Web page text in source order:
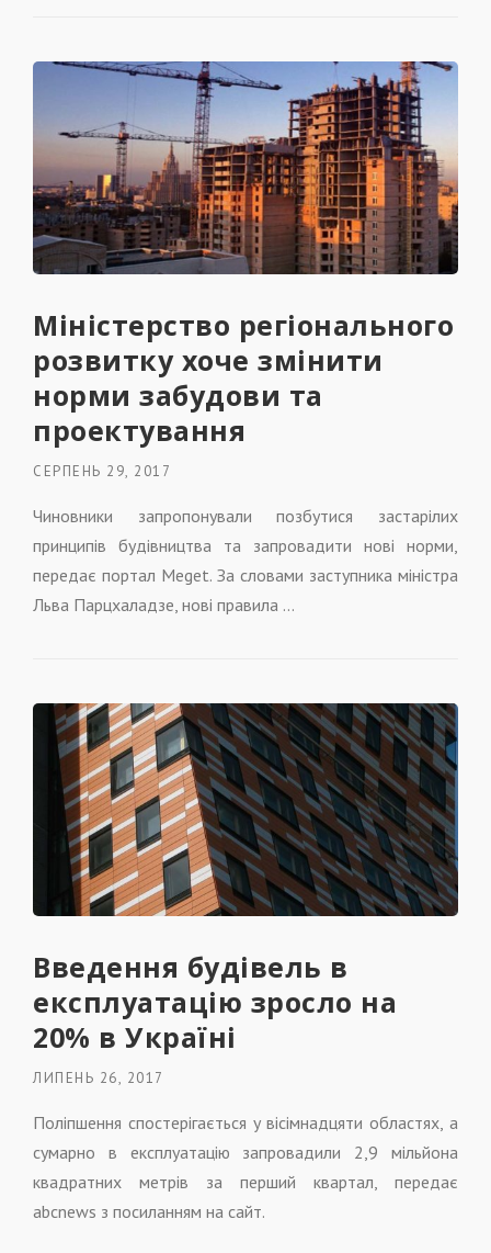
Міністерство регіонального
розвитку хоче змінити
норми забудови та
проектування
СЕРПЕНЬ 29, 2017
Чиновники запропонували позбутися застарілих
принципів будівництва та запровадити нові норми,
передає портал Meget. За словами заступника міністра
Льва Парцхаладзе, нові правила ...
Введення будівель в
експлуатацію зросло на
20% в Україні
ЛИПЕНЬ 26, 2017
Поліпшення спостерігається у вісімнадцяти областях, а
сумарно в експлуатацію запровадили 2,9 мільйона
квадратних метрів за перший квартал, передає
abcnews з посиланням на сайт.